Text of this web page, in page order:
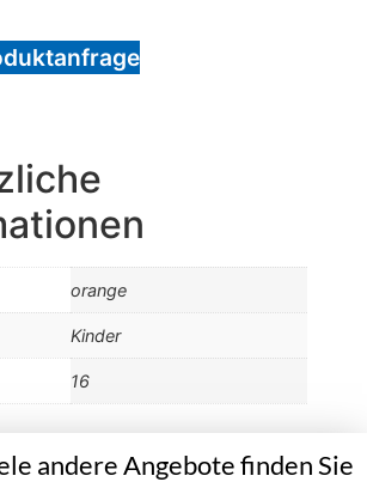
orange
Kinder
16
andere Angebote finden Sie